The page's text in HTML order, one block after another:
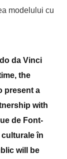
modelului cu
da Vinci
the
present a
with
de Font-
în
will be